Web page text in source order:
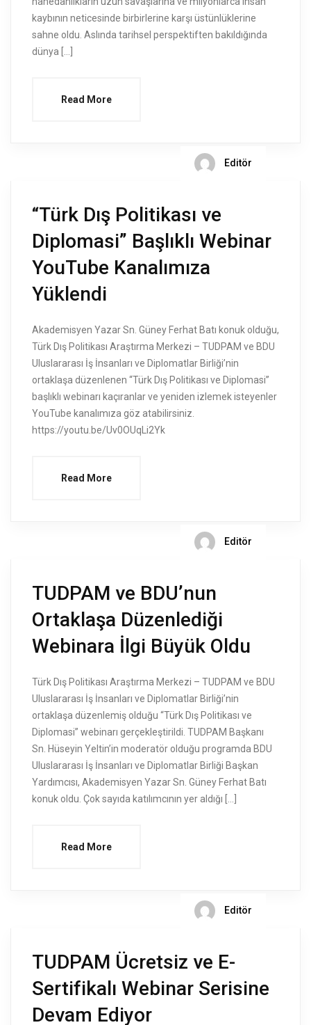
kaybının neticesinde birbirlerine karşı üstünlüklerine
sahne oldu. Aslında tarihsel perspektiften bakıldığında
dünya […]
Read More
Editör
“Türk Dış Politikası ve
Diplomasi” Başlıklı Webinar
YouTube Kanalımıza
Yüklendi
Akademisyen Yazar Sn. Güney Ferhat Batı konuk olduğu,
Türk Dış Politikası Araştırma Merkezi – TUDPAM ve BDU
Uluslararası İş İnsanları ve Diplomatlar Birliği’nin
ortaklaşa düzenlenen “Türk Dış Politikası ve Diplomasi”
başlıklı webinarı kaçıranlar ve yeniden izlemek isteyenler
YouTube kanalımıza göz atabilirsiniz.
https://youtu.be/Uv0OUqLi2Yk
Read More
Editör
TUDPAM ve BDU’nun
Ortaklaşa Düzenlediği
Webinara İlgi Büyük Oldu
Türk Dış Politikası Araştırma Merkezi – TUDPAM ve BDU
Uluslararası İş İnsanları ve Diplomatlar Birliği’nin
ortaklaşa düzenlemiş olduğu “Türk Dış Politikası ve
Diplomasi” webinarı gerçekleştirildi. TUDPAM Başkanı
Sn. Hüseyin Yeltin’in moderatör olduğu programda BDU
Uluslararası İş İnsanları ve Diplomatlar Birliği Başkan
Yardımcısı, Akademisyen Yazar Sn. Güney Ferhat Batı
konuk oldu. Çok sayıda katılımcının yer aldığı […]
Read More
Editör
TUDPAM Ücretsiz ve E-
Sertifikalı Webinar Serisine
Devam Ediyor